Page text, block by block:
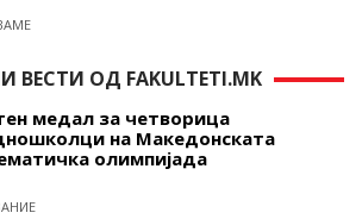
ВЕСТИ ОД FAKULTETI.MK
медал за четворица
на Македонската
олимпијада